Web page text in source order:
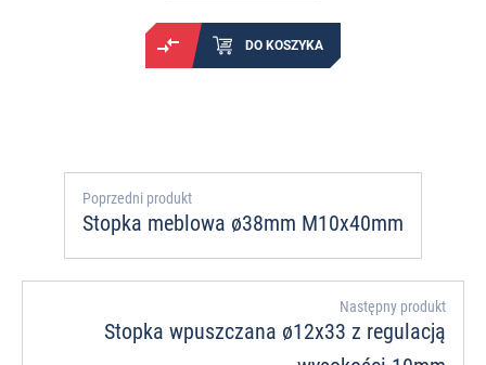
DO KOSZYKA
Poprzedni produkt
Stopka meblowa ø38mm M10x40mm
Następny produkt
Stopka wpuszczana ø12x33 z regulacją